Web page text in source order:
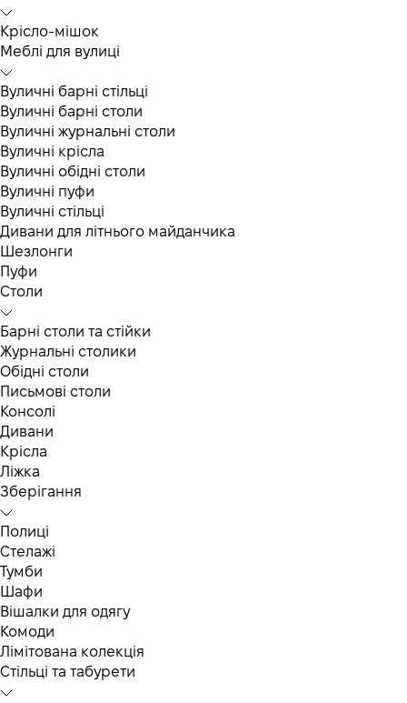
Крісло-мішок
Меблі для вулиці
Вуличні барні стільці
Вуличні барні столи
Вуличні журнальні столи
Вуличні крісла
Вуличні обідні столи
Вуличні пуфи
Вуличні стільці
Дивани для літнього майданчика
Шезлонги
Пуфи
Столи
Барні столи та стійки
Журнальні столики
Обідні столи
Письмові столи
Консолі
Дивани
Крісла
Ліжка
Зберігання
Полиці
Стелажі
Тумби
Шафи
Вішалки для одягу
Комоди
Лімітована колекція
Стільці та табурети